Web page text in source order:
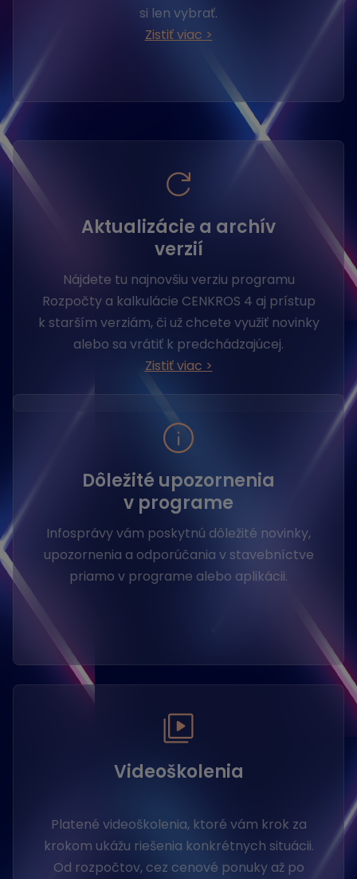
si len vybrať.
Zistiť viac >
Aktualizácie a archív
verzií
Nájdete tu najnovšiu verziu programu
Rozpočty a kalkulácie CENKROS 4 aj prístup
k starším verziám, či už chcete využiť novinky
alebo sa vrátiť k predchádzajúcej.
Zistiť viac >
Dôležité upozornenia
v programe
Infosprávy vám poskytnú dôležité novinky,
upozornenia a odporúčania v stavebníctve
priamo v programe alebo aplikácii.
Videoškolenia
Platené videoškolenia, ktoré vám krok za
krokom ukážu riešenia konkrétnych situácii.
Od rozpočtov, cez cenové ponuky až po